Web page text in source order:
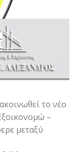
το νέο
–
μεταξύ